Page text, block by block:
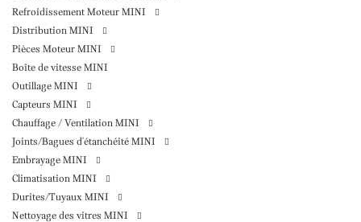
Refroidissement Moteur MINI
Distribution MINI
Pièces Moteur MINI
Boîte de vitesse MINI
Outillage MINI
Capteurs MINI
Chauffage / Ventilation MINI
Joints/Bagues d'étanchéité MINI
Embrayage MINI
Climatisation MINI
Durites/Tuyaux MINI
Nettoyage des vitres MINI